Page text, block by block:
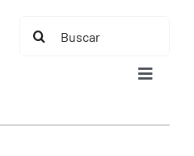
Buscar:
Toggle